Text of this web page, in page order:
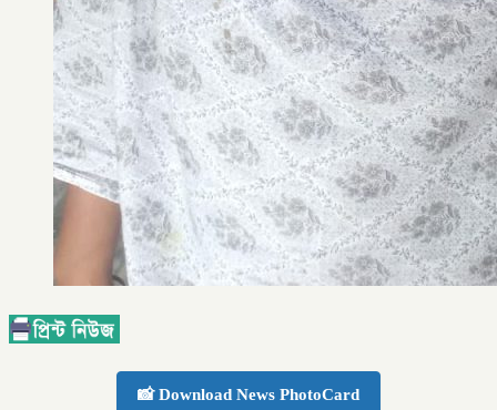
📸 Download News PhotoCard